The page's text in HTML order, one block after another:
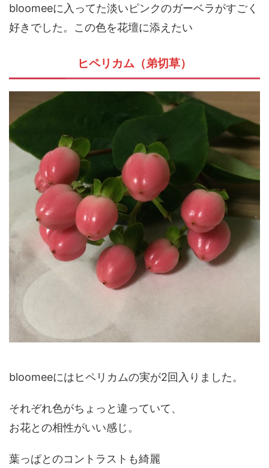
bloomeeに入ってた淡いピンクのガーベラがすごく
好きでした。この色を花壇に添えたい
ヒペリカム（弟切草）
bloomeeにはヒペリカムの実が2回入りました。
それぞれ色がちょっと違っていて、
お花との相性がいい感じ。
葉っぱとのコントラストも綺麗